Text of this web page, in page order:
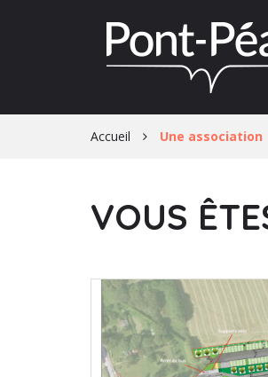
Accueil Une association
VOUS